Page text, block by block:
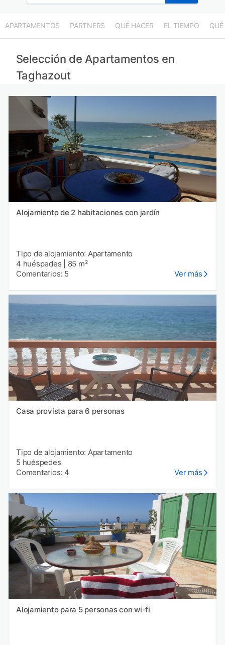
APARTAMENTOS PARTNERS QUÉ HACER EL TIEMPO QUÉ
Selección de Apartamentos en
Taghazout
Alojamiento de 2 habitaciones con jardín
Tipo de alojamiento: Apartamento
4 huéspedes
85 m²
Comentarios: 5
Ver más
Casa provista para 6 personas
Tipo de alojamiento: Apartamento
5 huéspedes
Comentarios: 4
Ver más
Alojamiento para 5 personas con wi-fi